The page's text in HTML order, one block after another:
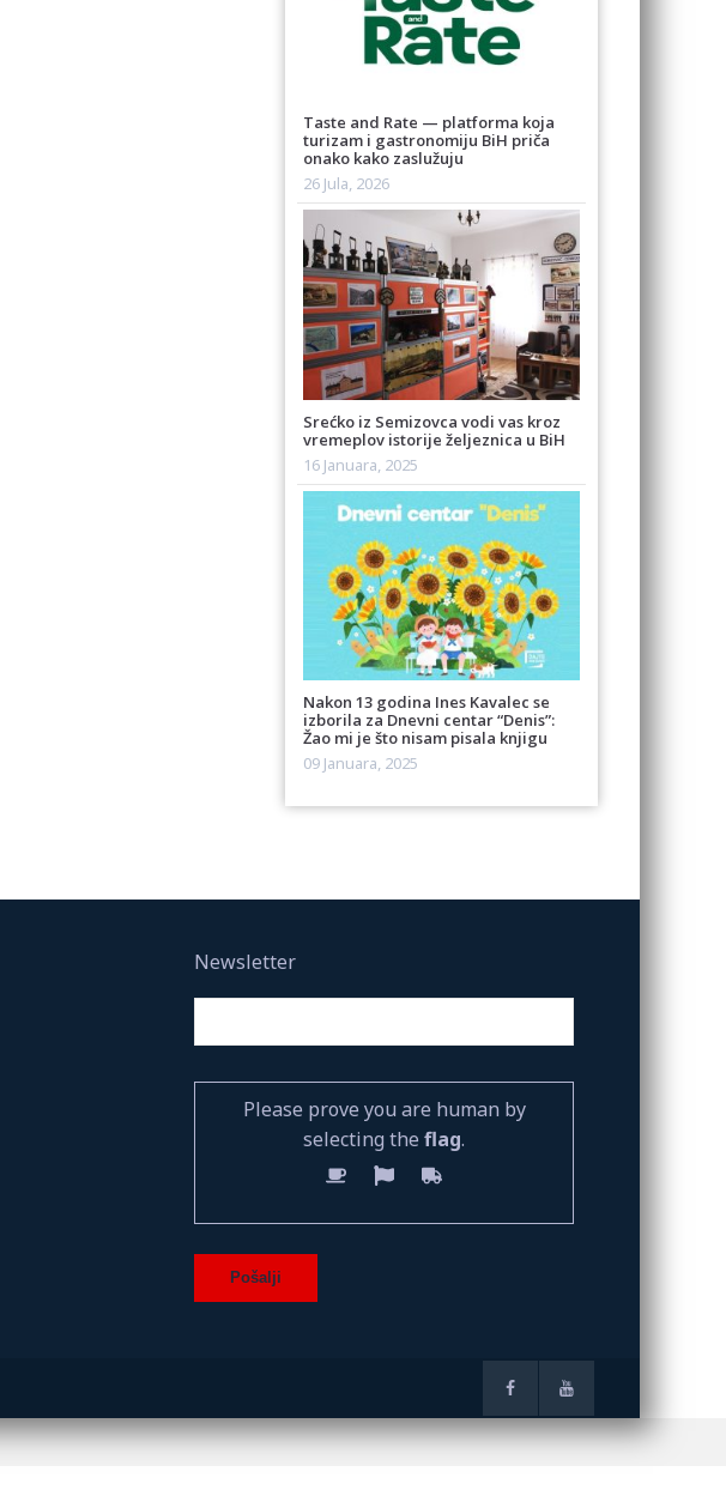
Taste and Rate — platforma koja
turizam i gastronomiju BiH priča
onako kako zaslužuju
26 Jula, 2026
Srećko iz Semizovca vodi vas kroz
vremeplov istorije željeznica u BiH
16 Januara, 2025
Nakon 13 godina Ines Kavalec se
izborila za Dnevni centar “Denis”:
Žao mi je što nisam pisala knjigu
09 Januara, 2025
Newsletter
Please prove you are human by
selecting the flag.